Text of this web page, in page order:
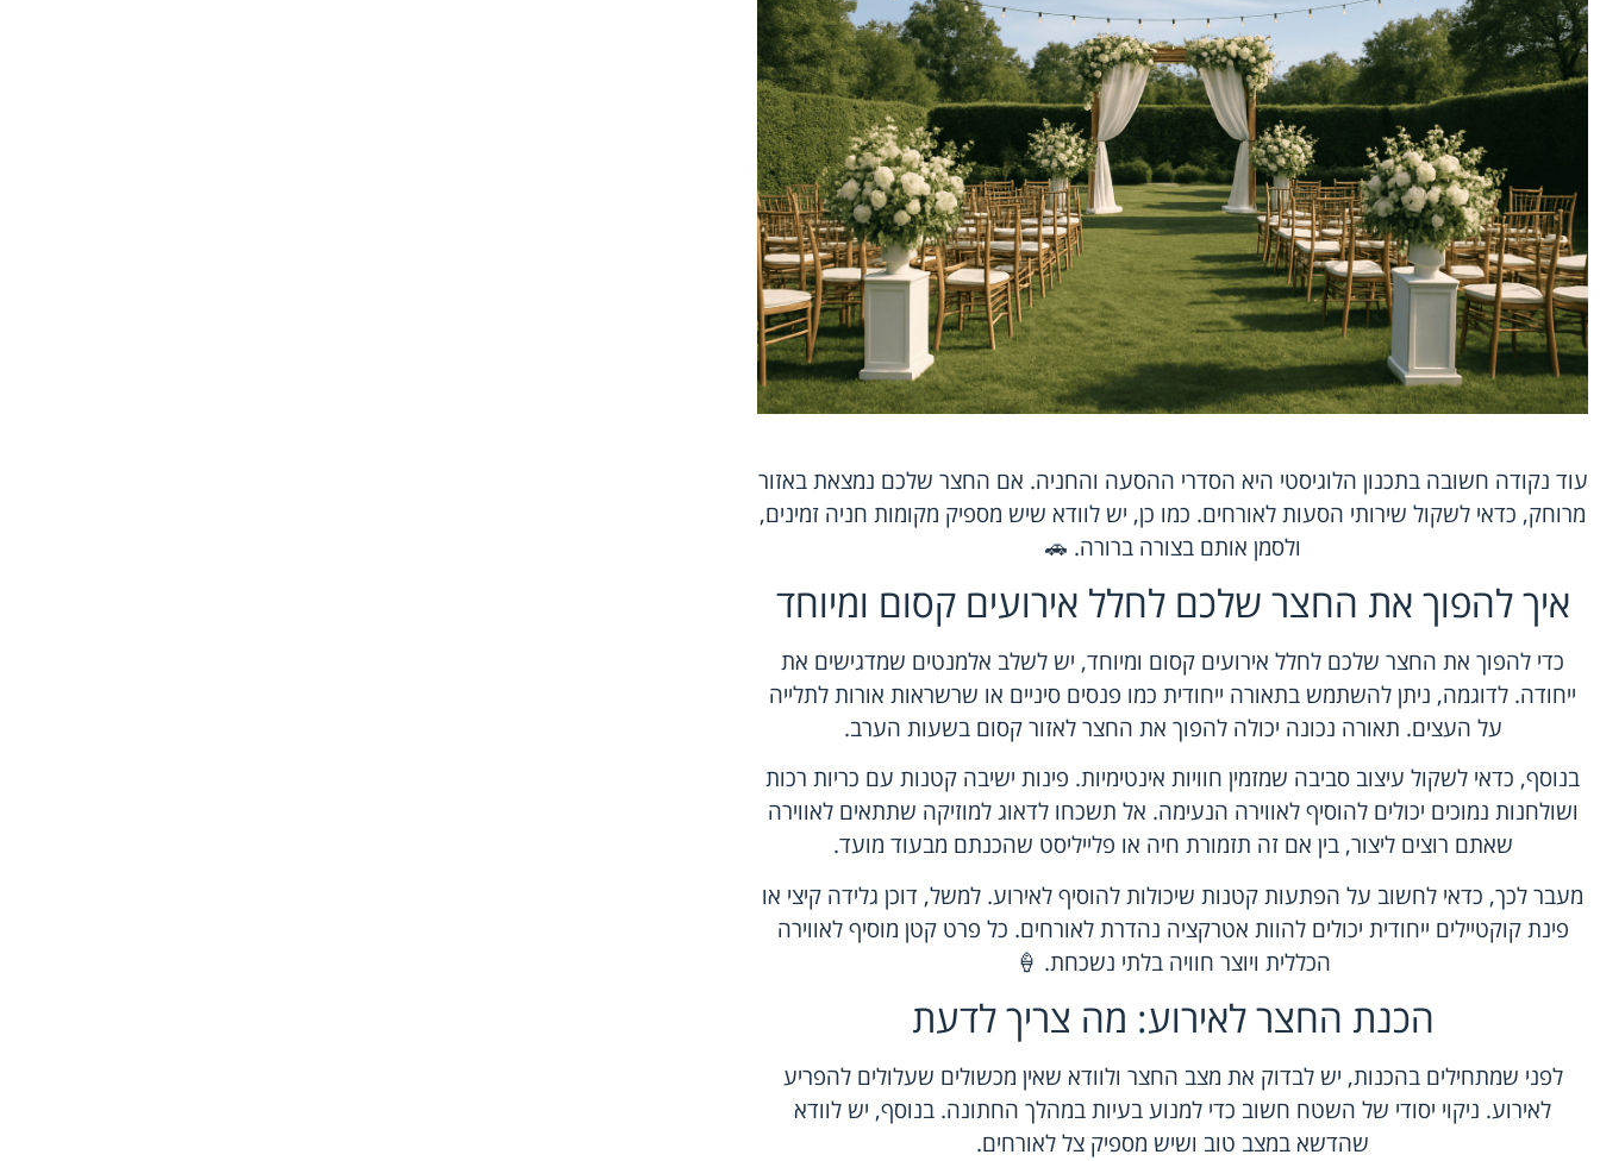
עוד נקודה חשובה בתכנון הלוגיסטי היא הסדרי ההסעה והחניה. אם החצר שלכם נמצאת באזור
מרוחק, כדאי לשקול שירותי הסעות לאורחים. כמו כן, יש לוודא שיש מספיק מקומות חניה זמינים,
ולסמן אותם בצורה ברורה. 🚗
איך להפוך את החצר שלכם לחלל אירועים קסום ומיוחד
כדי להפוך את החצר שלכם לחלל אירועים קסום ומיוחד, יש לשלב אלמנטים שמדגישים את
ייחודה. לדוגמה, ניתן להשתמש בתאורה ייחודית כמו פנסים סיניים או שרשראות אורות לתלייה
על העצים. תאורה נכונה יכולה להפוך את החצר לאזור קסום בשעות הערב.
בנוסף, כדאי לשקול עיצוב סביבה שמזמין חוויות אינטימיות. פינות ישיבה קטנות עם כריות רכות
ושולחנות נמוכים יכולים להוסיף לאווירה הנעימה. אל תשכחו לדאוג למוזיקה שתתאים לאווירה
שאתם רוצים ליצור, בין אם זה תזמורת חיה או פלייליסט שהכנתם מבעוד מועד.
מעבר לכך, כדאי לחשוב על הפתעות קטנות שיכולות להוסיף לאירוע. למשל, דוכן גלידה קיצי או
פינת קוקטיילים ייחודית יכולים להוות אטרקציה נהדרת לאורחים. כל פרט קטן מוסיף לאווירה
הכללית ויוצר חוויה בלתי נשכחת. 🍦
הכנת החצר לאירוע: מה צריך לדעת
לפני שמתחילים בהכנות, יש לבדוק את מצב החצר ולוודא שאין מכשולים שעלולים להפריע
לאירוע. ניקוי יסודי של השטח חשוב כדי למנוע בעיות במהלך החתונה. בנוסף, יש לוודא
שהדשא במצב טוב ושיש מספיק צל לאורחים.